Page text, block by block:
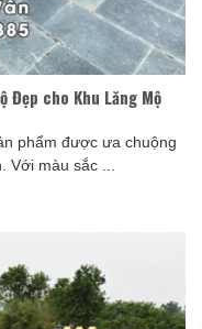
Đẹp cho Khu Lăng Mộ
phẩm được ưa chuộng
màu sắc ...